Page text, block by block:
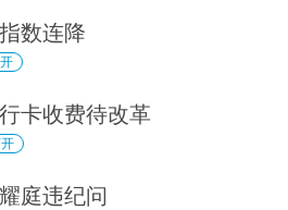
数连降
卡收费待改革
庭违纪问